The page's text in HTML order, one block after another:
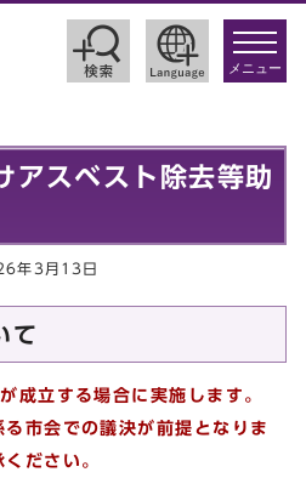
toggle
メニュー
アスベスト除去等助
年3月13日
て
成立する場合に実施します。
市会での議決が前提となりま
ださい。